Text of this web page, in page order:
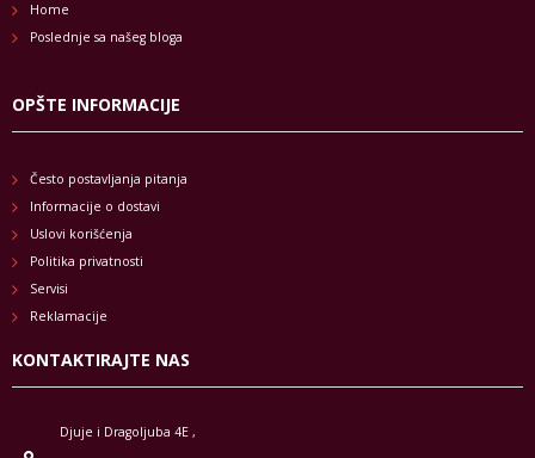
Home
Poslednje sa našeg bloga
OPŠTE INFORMACIJE
Često postavljanja pitanja
Informacije o dostavi
Uslovi korišćenja
Politika privatnosti
Servisi
Reklamacije
KONTAKTIRAJTE NAS
Djuje i Dragoljuba 4E ,